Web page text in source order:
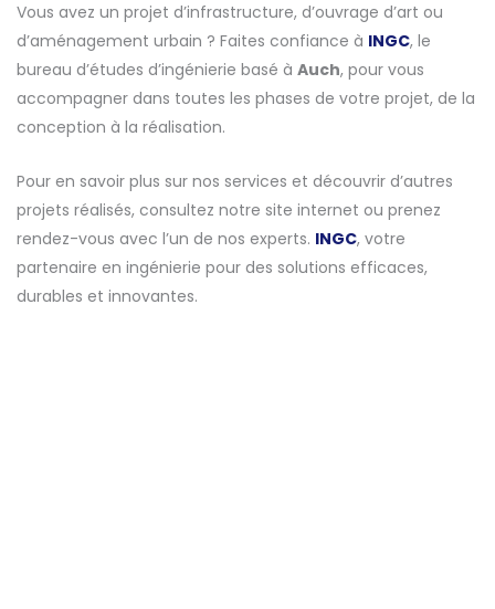
Vous avez un projet d’infrastructure, d’ouvrage d’art ou
d’aménagement urbain ? Faites confiance à INGC, le
bureau d’études d’ingénierie basé à Auch, pour vous
accompagner dans toutes les phases de votre projet, de la
conception à la réalisation.
Pour en savoir plus sur nos services et découvrir d’autres
projets réalisés, consultez notre site internet ou prenez
rendez-vous avec l’un de nos experts. INGC, votre
partenaire en ingénierie pour des solutions efficaces,
durables et innovantes.